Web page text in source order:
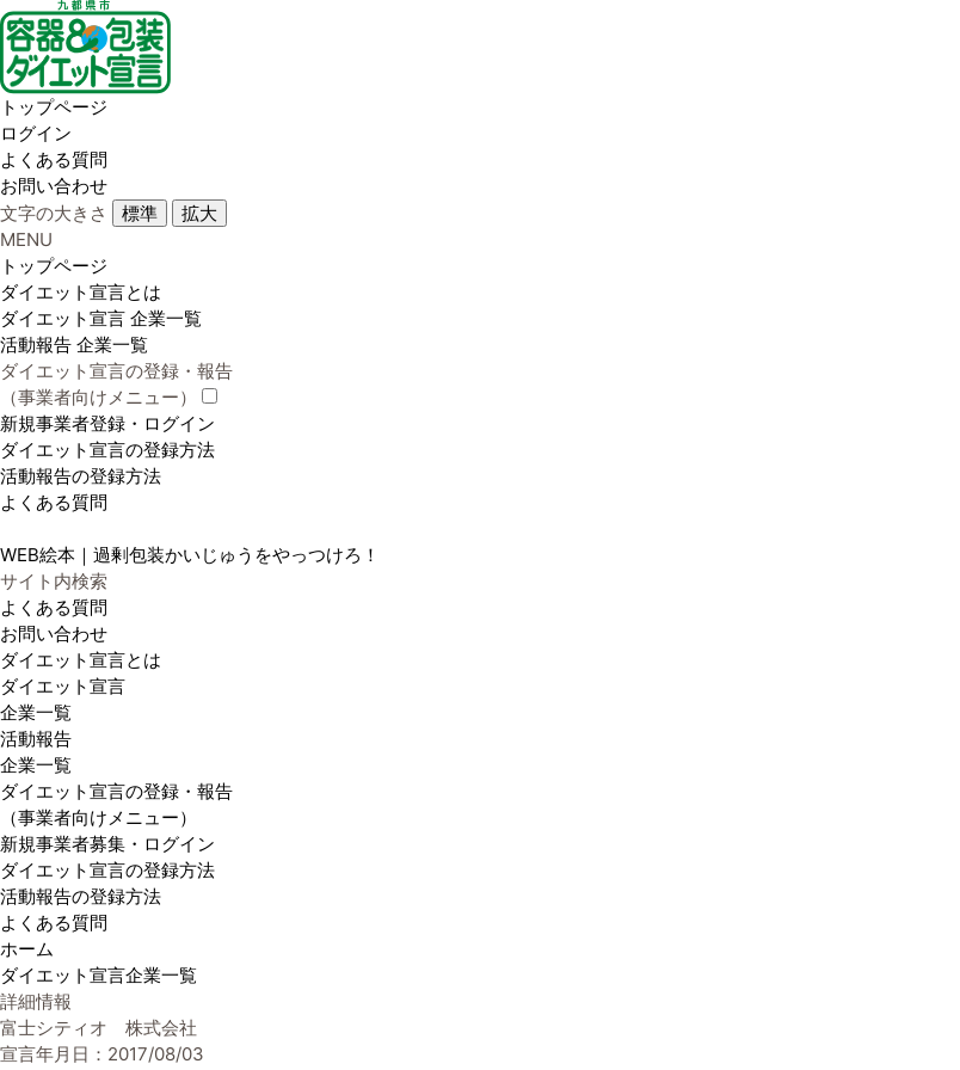
トップページ
ログイン
よくある質問
お問い合わせ
文字の大きさ
標準 拡大
MENU
トップページ
ダイエット宣言とは
ダイエット宣言 企業一覧
活動報告 企業一覧
ダイエット宣言の登録・報告
（事業者向けメニュー）
新規事業者登録・ログイン
ダイエット宣言の登録方法
活動報告の登録方法
よくある質問
WEB絵本｜過剰包装かいじゅうをやっつけろ！
サイト内検索
よくある質問
お問い合わせ
ダイエット宣言とは
ダイエット宣言
企業一覧
活動報告
企業一覧
ダイエット宣言の登録・報告
（事業者向けメニュー）
新規事業者募集・ログイン
ダイエット宣言の登録方法
活動報告の登録方法
よくある質問
ホーム
ダイエット宣言企業一覧
詳細情報
富士シティオ 株式会社
宣言年月日：2017/08/03